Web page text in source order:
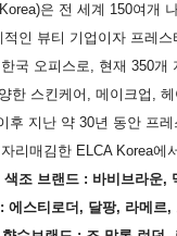
은 전 세계 150여개
인 뷰티 기업이자 프레
국 오피스로, 현재 350개
한 스킨케어, 메이크업,
후 지난 약 30년 동안 프
리매김한 ELCA Korea에
색조 브랜드 : 바비브라운,
에스티로더, 달팡, 라메르